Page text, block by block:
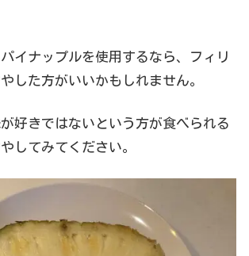
イナップルを使用するなら、フィリ
した方がいいかもしれません。
好きではないという方が食べられる
してみてください。